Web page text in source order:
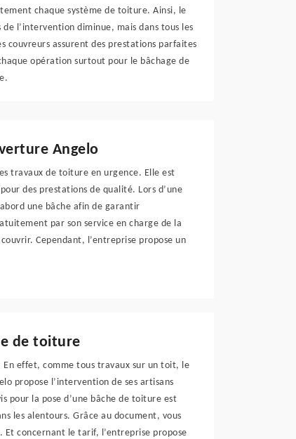
chaque système de toiture. Ainsi, le
de l’intervention diminue, mais dans tous les
couvreurs assurent des prestations parfaites
opération surtout pour le bâchage de
Angelo
travaux de toiture en urgence. Elle est
des prestations de qualité. Lors d’une
une bâche afin de garantir
par son service en charge de la
Cependant, l’entreprise propose un
de toiture
effet, comme tous travaux sur un toit, le
propose l’intervention de ses artisans
pour la pose d’une bâche de toiture est
les alentours. Grâce au document, vous
Et concernant le tarif, l’entreprise propose